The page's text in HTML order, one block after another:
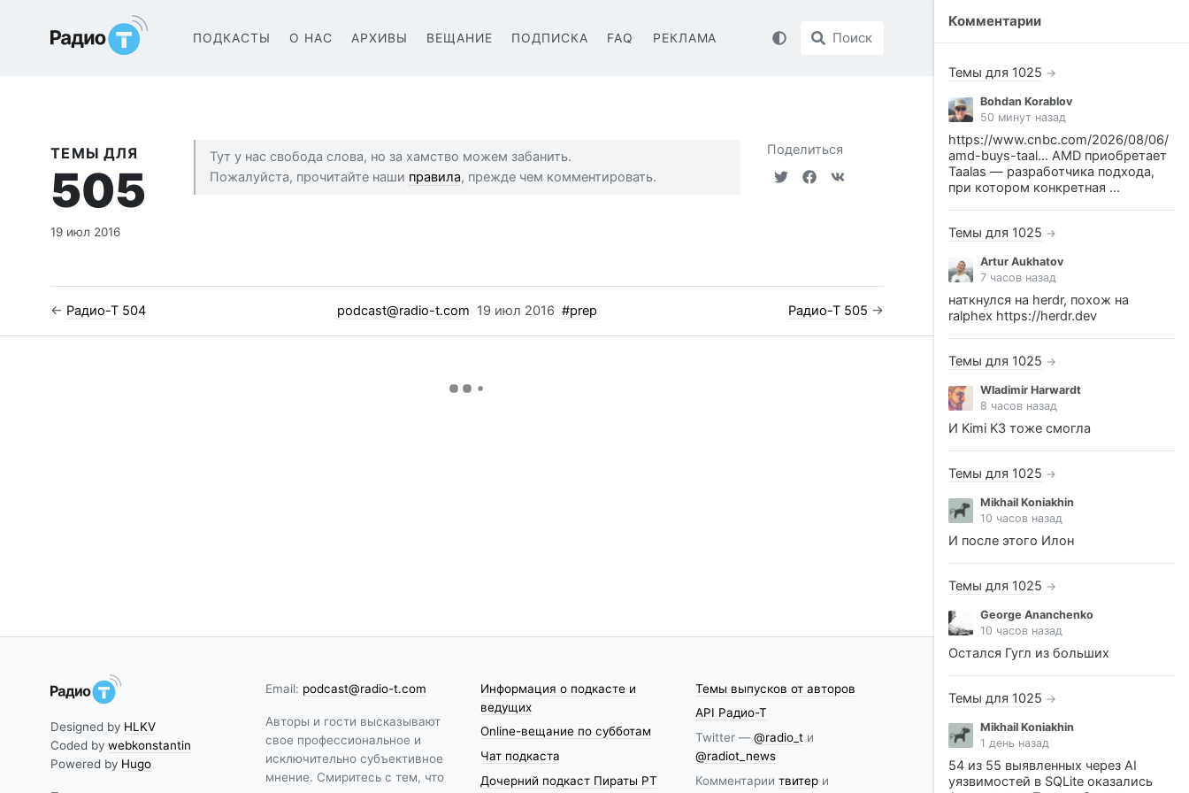
Радио-Т Подкаст Поиск
ПОДКАСТЫ О НАС АРХИВЫ ВЕЩАНИЕ ПОДПИСКА FAQ РЕКЛАМА
ТЕМЫ ДЛЯ
505
19 июл 2016
Тут у нас свобода слова, но за хамство можем забанить.
Пожалуйста, прочитайте наши правила, прежде чем комментировать.
Поделиться
← Радио-Т 504 Радио-Т 505 →
podcast@radio-t.com 19 июл 2016 #prep
Designed by HLKV
Coded bywebkonstantin
Powered by Hugo
Email: podcast@radio-t.com
Авторы и гости высказывают
свое профессиональное и
исключительно субъективное
мнение. Смиритесь с тем, что
Информация о подкасте и
ведущих
Online-вещание по субботам
Чат подкаста
Дочерний подкаст Пираты РТ
Темы выпусков от авторов
API Радио-Т
Twitter —@radio_tи
@radiot_news
Комментарии твитери
Комментарии
Темы для 1025 →
Bohdan Korablov
50 минут назад
https://www.cnbc.com/2026/08/06/
amd-buys-taal... AMD приобретает
Taalas — разработчика подхода,
при котором конкретная ...
Темы для 1025 →
Artur Aukhatov
7 часов назад
наткнулся на herdr, похож на
ralphex https://herdr.dev
Темы для 1025 →
Wladimir Harwardt
8 часов назад
И Kimi K3 тоже смогла
Темы для 1025 →
Mikhail Koniakhin
10 часов назад
И после этого Илон
Темы для 1025 →
George Ananchenko
10 часов назад
Остался Гугл из больших
Темы для 1025 →
Mikhail Koniakhin
1 день назад
54 из 55 выявленных через AI
уязвимостей в SQLite оказались